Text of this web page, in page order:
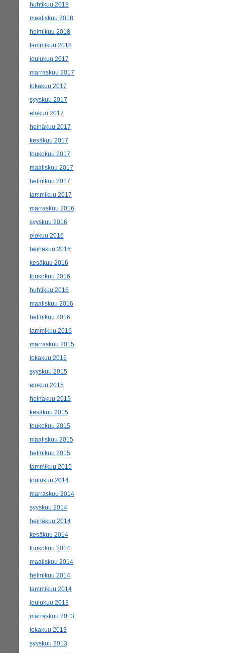
huhtikuu 2018
maaliskuu 2018
helmikuu 2018
tammikuu 2018
joulukuu 2017
marraskuu 2017
lokakuu 2017
syyskuu 2017
elokuu 2017
heinäkuu 2017
kesäkuu 2017
toukokuu 2017
maaliskuu 2017
helmikuu 2017
tammikuu 2017
marraskuu 2016
syyskuu 2016
elokuu 2016
heinäkuu 2016
kesäkuu 2016
toukokuu 2016
huhtikuu 2016
maaliskuu 2016
helmikuu 2016
tammikuu 2016
marraskuu 2015
lokakuu 2015
syyskuu 2015
elokuu 2015
heinäkuu 2015
kesäkuu 2015
toukokuu 2015
maaliskuu 2015
helmikuu 2015
tammikuu 2015
joulukuu 2014
marraskuu 2014
syyskuu 2014
heinäkuu 2014
kesäkuu 2014
toukokuu 2014
maaliskuu 2014
helmikuu 2014
tammikuu 2014
joulukuu 2013
marraskuu 2013
lokakuu 2013
syyskuu 2013